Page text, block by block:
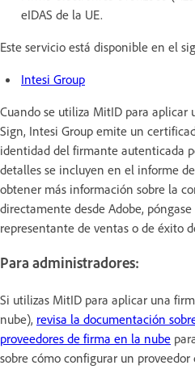
eIDAS de la UE.
Este servicio está disponible en el
Intesi Group
Cuando se utiliza MitID para
Sign, Intesi Group emite un
identidad del firmante autenticada
detalles se incluyen en el informe
obtener más información sobre la
directamente desde Adobe,
representante de ventas o de éxito
Para administradores:
Si utilizas MitID para aplicar una
nube), revisa la documentación
proveedores de firma en la nube
sobre cómo configurar un